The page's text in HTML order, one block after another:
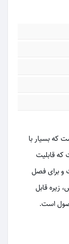
که بسیار با
قابلیت
و برای فصل
زیره قابل
است.